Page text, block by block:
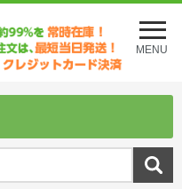
メ
ニ
ュ
を
MENU